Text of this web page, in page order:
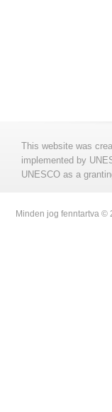
This website was
implemented by
UNESCO as a
Minden jog fenntartva ©